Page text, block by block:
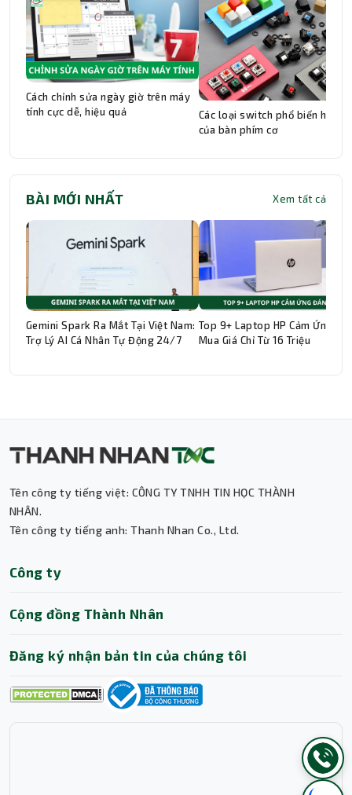
Cách chỉnh sửa ngày giờ trên máy
tính cực dễ, hiệu quả
Các loại switch phổ biến hiện
của bàn phím cơ
BÀI MỚI NHẤT Xem tất cả
Gemini Spark Ra Mắt Tại Việt Nam:
Trợ Lý AI Cá Nhân Tự Động 24/7
Top 9+ Laptop HP Cảm Ứng
Mua Giá Chỉ Từ 16 Triệu
Tên công ty tiếng việt: CÔNG TY TNHH TIN HỌC THÀNH
NHÂN.
Tên công ty tiếng anh: Thanh Nhan Co., Ltd.
Công ty
Cộng đồng Thành Nhân
Đăng ký nhận bản tin của chúng tôi